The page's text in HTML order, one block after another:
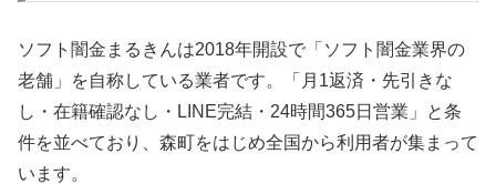
ソフト闇金まるきんは2018年開設で「ソフト闇金業界の
老舗」を自称している業者です。「月1返済・先引きな
し・在籍確認なし・LINE完結・24時間365日営業」と条
件を並べており、森町をはじめ全国から利用者が集まって
います。